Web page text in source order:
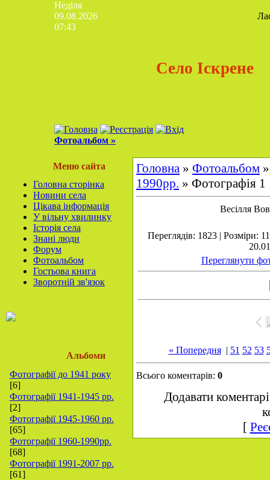
Неділя
09.08.2026
07:43
Село Іскрене
Фотоальбом »
Меню сайта
Головна сторінка
Новини села
Цікава інформація
У вільну хвилинку
Історія села
Знані люди
Форум
Фотоальбом
Гостьова книга
Зворотній зв'язок
Альбоми
Фотографії до 1941 року
[6]
Фотографії 1941-1945 рр.
[2]
Фотографії 1945-1960 рр.
[65]
Фотографії 1960-1990рр.
[68]
Фотографії 1991-2007 рр.
[61]
Головна » Фотоальбом
1990рр. » Фотографія 1
Весілля
Переглядів: 1823 | Розміри:
Переглянути
« Попередня| 51 52 53
Всього коментарів: 0
Додавати
[